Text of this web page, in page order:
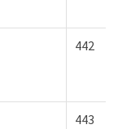
442
443